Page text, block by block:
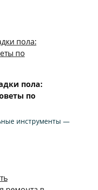
пола:
по
инструменты —